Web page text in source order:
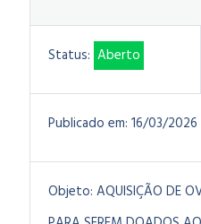
Status: Aberto
Publicado em: 16/03/2026
Objeto: AQUISIÇÃO DE